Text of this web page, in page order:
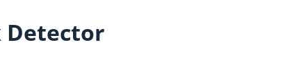
Detector